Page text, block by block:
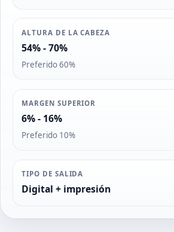
ALTURA DE LA CABEZA
54% - 70%
Preferido 60%
MARGEN SUPERIOR
6% - 16%
Preferido 10%
TIPO DE SALIDA
Digital + impresión